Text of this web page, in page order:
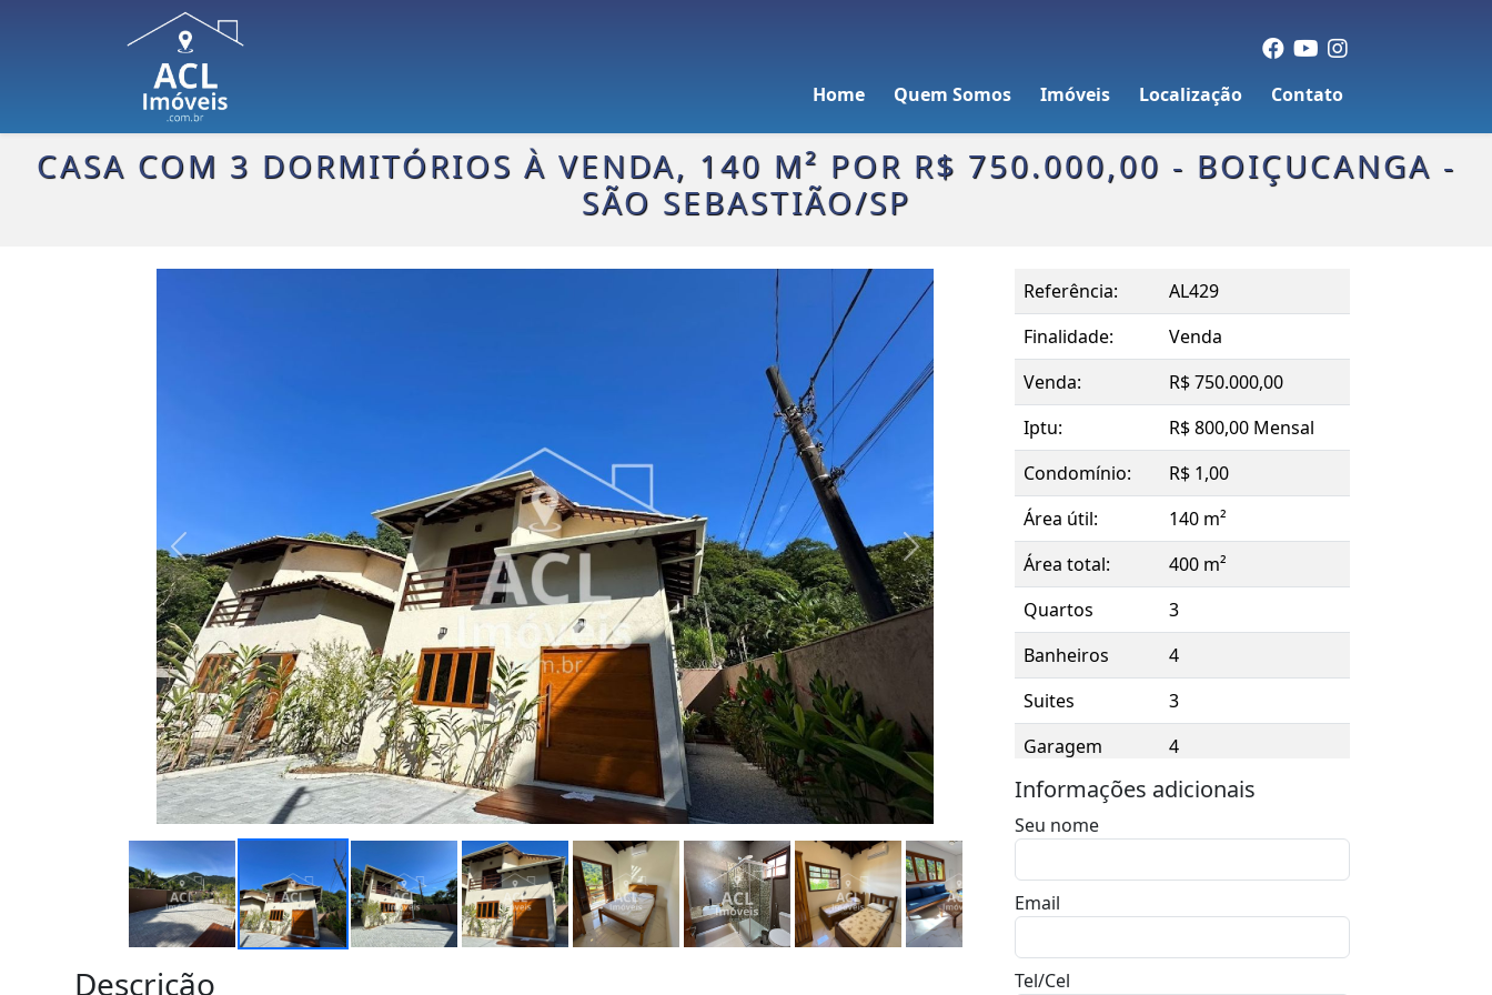
Home Quem Somos Imóveis Localização Contato
CASA COM 3 DORMITÓRIOS À VENDA, 140 M² POR R$ 750.000,00 - BOIÇUCANGA -
SÃO SEBASTIÃO/SP
Descrição
Referência:
AL429
Finalidade:
Venda
Venda:
R$ 750.000,00
Iptu:
R$ 800,00 Mensal
Condomínio:
R$ 1,00
Área útil:
140 m²
Área total:
400 m²
Quartos
3
Banheiros
4
Suites
3
Garagem
4
Informações adicionais
Seu nome
Email
Tel/Cel